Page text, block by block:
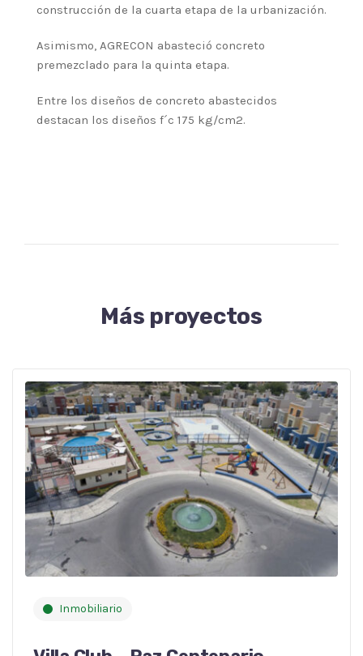
construcción de la cuarta etapa de la urbanización.
Asimismo, AGRECON abasteció concreto
premezclado para la quinta etapa.
Entre los diseños de concreto abastecidos
destacan los diseños f´c 175 kg/cm2.
Más proyectos
Inmobiliario